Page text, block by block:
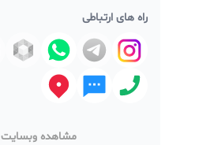
راه های ارتباطی
مشاهده وبسایت